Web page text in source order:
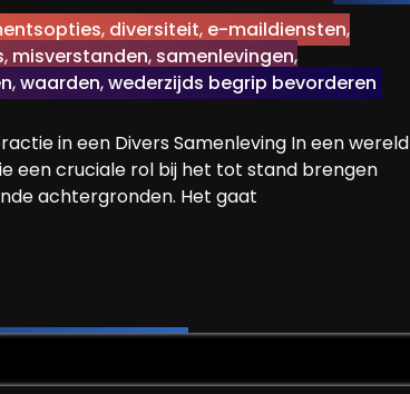
, diversiteit, e-maildiensten,
, misverstanden, samenlevingen,
,waarden,wederzijds begrip bevorderen
in een Divers Samenleving In een wereld
een cruciale rol bij het tot stand brengen
achtergronden. Het gaat
Communicatie in een Divers Samenleving